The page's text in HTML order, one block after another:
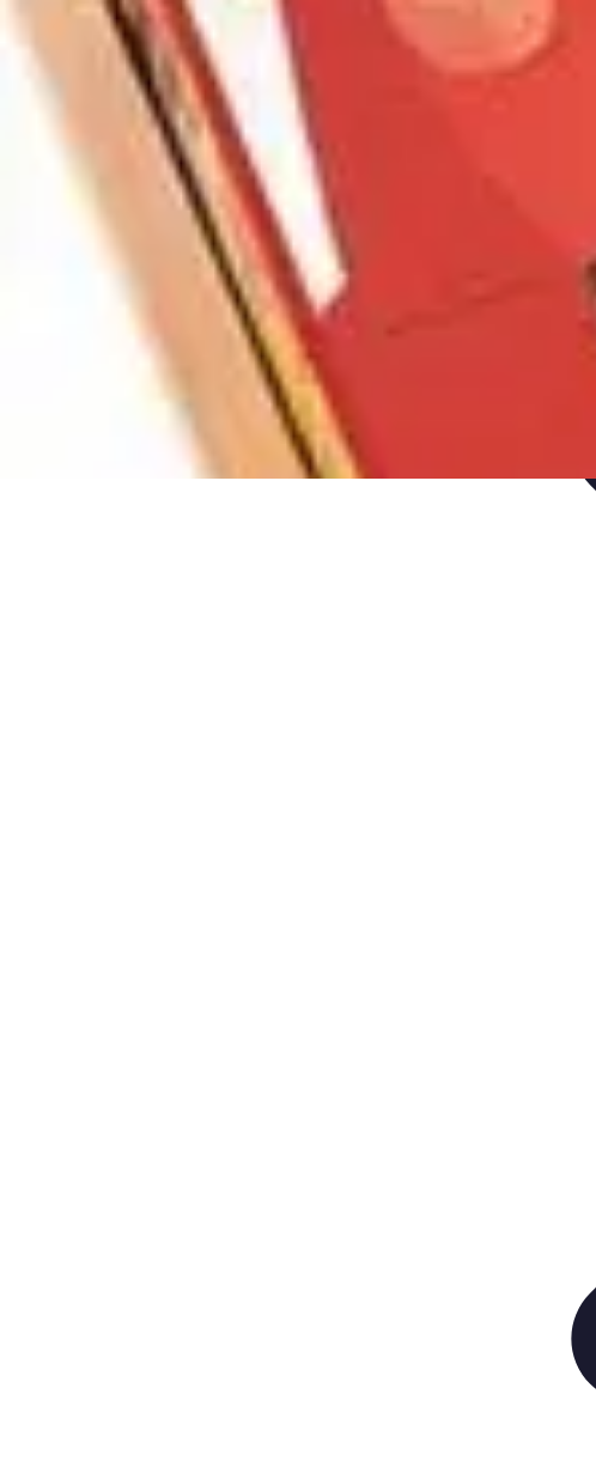
Règles et Jeux
Jeux de sociétéAstuces et conseils Création de Jeux Jeux de Cartes Création de
Règles et Jeux